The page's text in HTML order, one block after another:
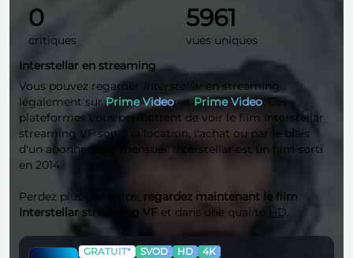
0
critiques
5961
vues uniques
Interstellar en streaming
Vous pouvez regarder Interstellar en streaming
légalement surPrime Video, etPrime Video. Ces
plateformes vous permettent de voir le film Interstellar
streaming VF soit à la location, l'achat ou par le biais
d'un abonnement mensuel. Interstellar est un film sorti
en 2014.
Perdez plus de temps, regardez maintenant le film
Interstellar streaming VF et dans une qualité HD.
GRATUIT* SVOD HD 4K